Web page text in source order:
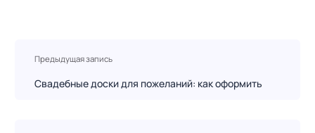
Предыдущая запись
Свадебные доски для пожеланий: как оформить